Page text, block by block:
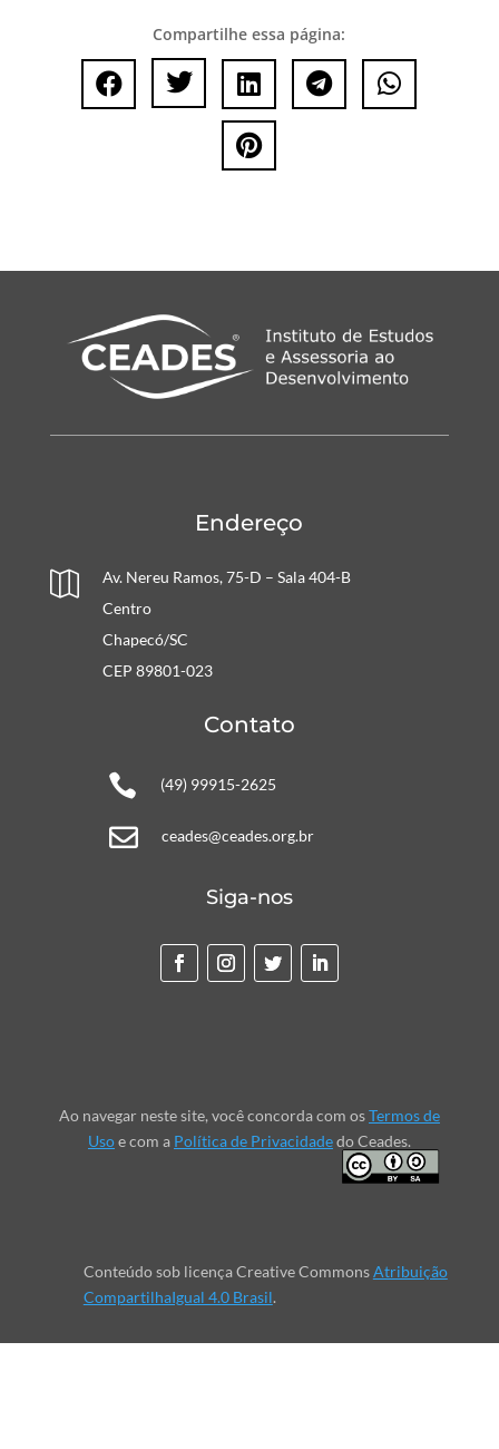
Compartilhe essa página:
    

Endereço

Av. Nereu Ramos, 75-D – Sala 404-B
Centro
Chapecó/SC
CEP 89801-023
Contato
 (49) 99915-2625
 ceades@ceades.org.br
Siga-nos
Ao navegar neste site, você concorda com osTermos de
Usoe com a Política de Privacidadedo Ceades.
Conteúdo sob licença Creative CommonsAtribuição
CompartilhaIgual 4.0 Brasil.